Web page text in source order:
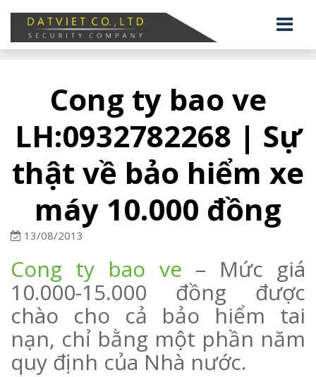
Cong ty bao ve
LH:0932782268 | Sự
thật về bảo hiểm xe
máy 10.000 đồng
13/08/2013
Cong ty bao ve – Mức giá
10.000-15.000 đồng được
chào cho cả bảo hiểm tai
nạn, chỉ bằng một phần năm
quy định của Nhà nước.